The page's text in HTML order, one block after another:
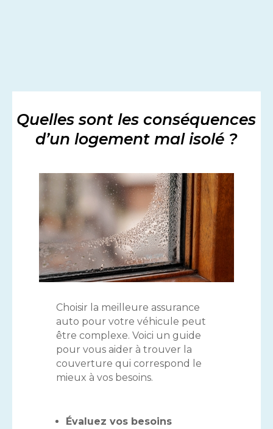
Quelles sont les conséquences
d’un logement mal isolé ?
Choisir la meilleure assurance
auto pour votre véhicule peut
être complexe. Voici un guide
pour vous aider à trouver la
couverture qui correspond le
mieux à vos besoins.
Évaluez vos besoins